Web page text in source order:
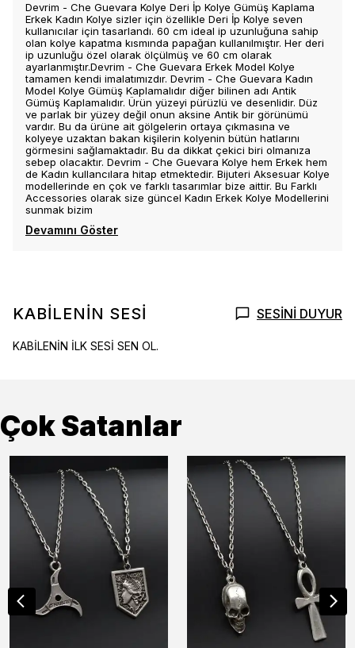
Devrim - Che Guevara Kolye Deri İp Kolye Gümüş Kaplama
Erkek Kadın Kolye sizler için özellikle Deri İp Kolye seven
kullanıcılar için tasarlandı. 60 cm ideal ip uzunluğuna sahip
olan kolye kapatma kısmında papağan kullanılmıştır. Her deri
ip uzunluğu özel olarak ölçülmüş ve 60 cm olarak
ayarlanmıştır.Devrim - Che Guevara Erkek Model Kolye
tamamen kendi imalatımızdır. Devrim - Che Guevara Kadın
Model Kolye Gümüş Kaplamalıdır diğer bilinen adı Antik
Gümüş Kaplamalıdır. Ürün yüzeyi pürüzlü ve desenlidir. Düz
ve parlak bir yüzey değil onun aksine Antik bir görünümü
vardır. Bu da ürüne ait gölgelerin ortaya çıkmasına ve
kolyeye uzaktan bakan kişilerin kolyenin bütün hatlarını
görmesini sağlamaktadır. Bu da dikkat çekici biri olmanıza
sebep olacaktır. Devrim - Che Guevara Kolye hem Erkek hem
de Kadın kullancılara hitap etmektedir. Bijuteri Aksesuar Kolye
modellerinde en çok ve farklı tasarımlar bize aittir. Bu Farklı
Accessories olarak size güncel Kadın Erkek Kolye Modellerini
sunmak bizim
Devamını Göster
KABİLENİN SESİ SESİNİ DUYUR
KABİLENİN İLK SESİ SEN OL.
Çok Satanlar